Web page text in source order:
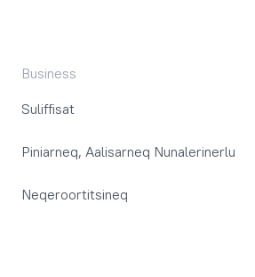
Business
Suliffisat
Piniarneq, Aalisarneq Nunalerinerlu
Neqeroortitsineq